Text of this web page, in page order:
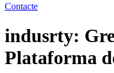
Contacte
indusrty:
Plataforma